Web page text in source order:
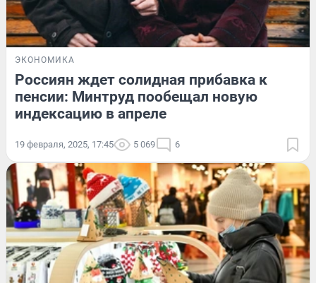
ЭКОНОМИКА
Россиян ждет солидная прибавка к
пенсии: Минтруд пообещал новую
индексацию в апреле
19 февраля, 2025, 17:45 5 069 6